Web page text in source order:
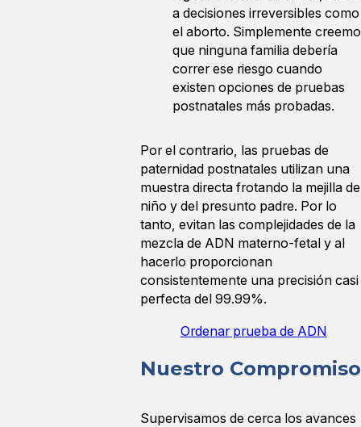
a decisiones irreversibles como
el aborto. Simplemente
que ninguna familia debería
correr ese riesgo cuando
existen opciones de pruebas
postnatales más probadas.
Por el contrario, las pruebas de
paternidad postnatales utilizan una
muestra directa frotando la mejilla
niño y del presunto padre. Por lo
tanto, evitan las complejidades de la
mezcla de ADN materno-fetal y al
hacerlo proporcionan
consistentemente una precisión casi
perfecta del 99.99%.
Ordenar prueba de ADN
Nuestro Compromiso
Supervisamos de cerca los avances